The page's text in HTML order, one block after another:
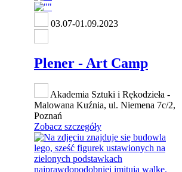
03.07-01.09.2023
Plener - Art Camp
Akademia Sztuki i Rękodzieła -
Malowana Kuźnia, ul. Niemena 7c/2,
Poznań
Zobacz szczegóły